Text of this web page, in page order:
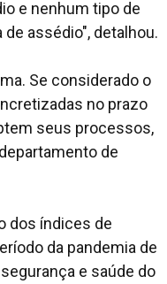
e nenhum tipo de
assédio", detalhou.
Se considerado o
no prazo
seus processos,
de
dos índices de
da pandemia de
e saúde do